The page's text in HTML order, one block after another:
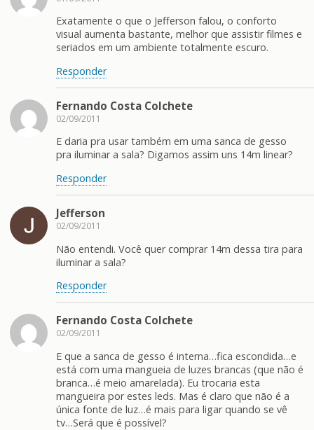
Exatamente o que o Jefferson falou, o conforto
visual aumenta bastante, melhor que assistir filmes e
seriados em um ambiente totalmente escuro.
Responder
Fernando Costa Colchete
02/09/2011
E daria pra usar também em uma sanca de gesso
pra iluminar a sala? Digamos assim uns 14m linear?
Responder
Jefferson
02/09/2011
Não entendi. Você quer comprar 14m dessa tira para
iluminar a sala?
Responder
Fernando Costa Colchete
02/09/2011
E que a sanca de gesso é interna…fica escondida…e
está com uma mangueia de luzes brancas (que não é
branca…é meio amarelada). Eu trocaria esta
mangueira por estes leds. Mas é claro que não é a
única fonte de luz…é mais para ligar quando se vê
tv…Será que é possível?